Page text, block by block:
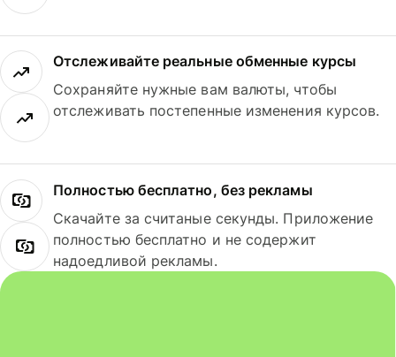
Отслеживайте реальные обменные курсы
Сохраняйте нужные вам валюты, чтобы
отслеживать постепенные изменения курсов.
Полностью бесплатно, без рекламы
Скачайте за считаные секунды. Приложение
полностью бесплатно и не содержит
надоедливой рекламы.